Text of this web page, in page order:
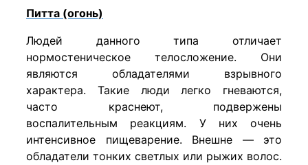
Питта (огонь)
Людей данного типа отличает
нормостеническое телосложение. Они
являются обладателями взрывного
характера. Такие люди легко гневаются,
часто краснеют, подвержены
воспалительным реакциям. У них очень
интенсивное пищеварение. Внешне — это
обладатели тонких светлых или рыжих волос.